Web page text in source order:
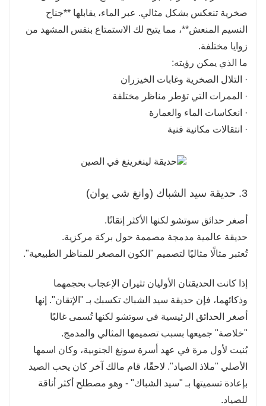
صخرية تنعكس بشكل مثالي. عبر الماء، يقابلها **جناح
النسيم المنعش**، مما يتيح لك الاستمتاع بنفس المشهد من
زوايا مختلفة.
ما الذي يمكن رؤيته:
· التلال الصخرية وغابات الخيزران
· الممرات التي تؤطر مناظر مختلفة
· انعكاسات الماء والعمارة
· انتقالات مكانية فنية
3. حديقة سيد الشباك (وانغ شي يوان)
أصغر حدائق سوتشو لكنها الأكثر إتقانًا.
حديقة عالمية مدمجة مصممة حول بركة مركزية.
تُعتبر مثالًا مثاليًا لتصميم "الكون المصغر للمناظر الطبيعية".
إذا كانت الحديقتان الأوليان تثيران الإعجاب بحجمهما
وذكائهما، فإن حديقة سيد الشباك تكسبك بـ "الإتقان". إنها
أصغر الحدائق الرئيسية في سوتشو لكنها تُسمى غالبًا
"خلاصة" جميعها بسبب تصميمها المثالي والمدمج.
بُنيت لأول مرة في عهد أسرة سونغ الجنوبية، وكان اسمها
الأصلي "ملاذ الصياد". لاحقًا، قام مالك آخر كان يحب الصيد
بإعادة تسميتها بـ "سيد الشباك" - وهو مصطلح أكثر أناقة
للصياد.